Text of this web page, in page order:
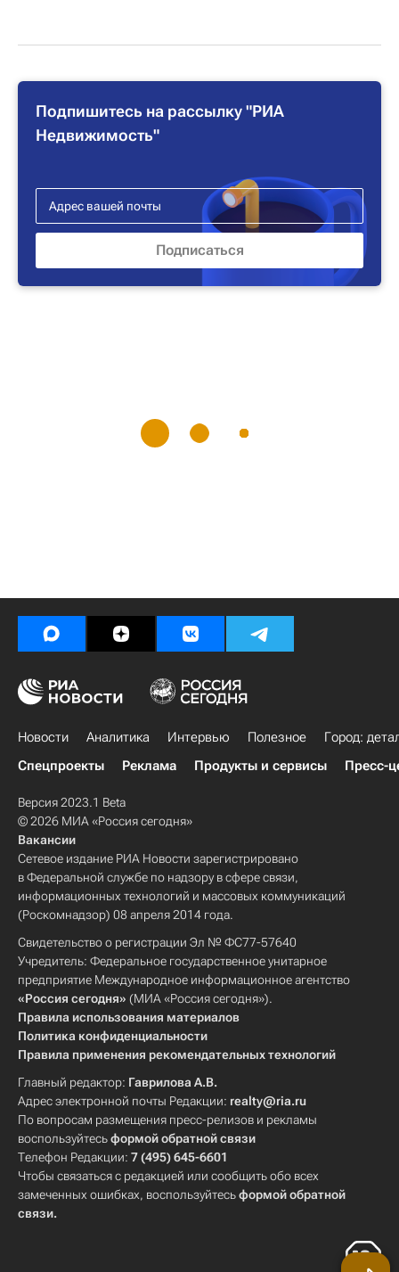
Подпишитесь на рассылку "РИА
Недвижимость"
Новости Аналитика Интервью Полезное
Город:
Спецпроекты
Реклама Продукты и сервисы Пресс-
Версия 2023.1 Beta
© 2026 МИА «Россия сегодня»
Вакансии
Сетевое издание РИА Новости зарегистрировано
в Федеральной службе по надзору в сфере связи,
информационных технологий и массовых коммуникаций
(Роскомнадзор) 08 апреля 2014 года.
Свидетельство о регистрации Эл № ФС77-57640
Учредитель: Федеральное государственное унитарное
предприятие Международное информационное агентство
«Россия сегодня» (МИА «Россия сегодня»).
Правила использования материалов
Политика конфиденциальности
Правила применения рекомендательных технологий
Главный редактор: Гаврилова А.В.
Адрес электронной почты Редакции: realty@ria.ru
По вопросам размещения пресс-релизов и рекламы
воспользуйтесьформой обратной связи
Телефон Редакции: 7 (495) 645-6601
Чтобы связаться с редакцией или сообщить обо всех
замеченных ошибках, воспользуйтесьформой обратной
связи.